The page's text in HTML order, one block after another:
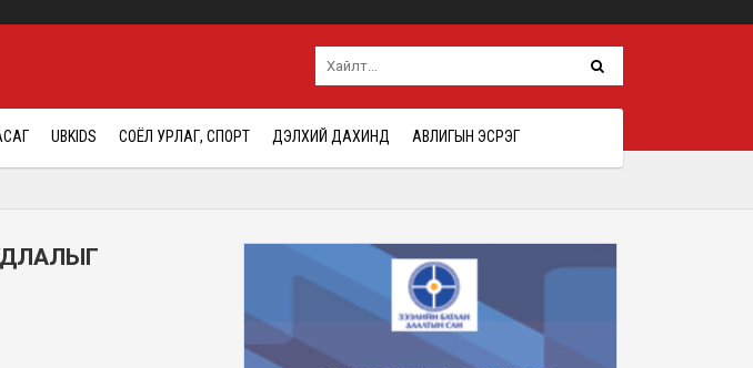
UBKIDS СОЁЛ УРЛАГ, СПОРТ ДЭЛХИЙ ДАХИНД АВЛИГЫН ЭСРЭГ